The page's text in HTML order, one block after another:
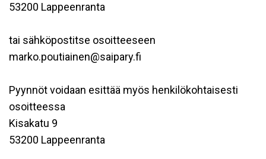
53200 Lappeenranta
tai sähköpostitse osoitteeseen
marko.poutiainen@saipary.fi
Pyynnöt voidaan esittää myös henkilökohtaisesti
osoitteessa
Kisakatu 9
53200 Lappeenranta